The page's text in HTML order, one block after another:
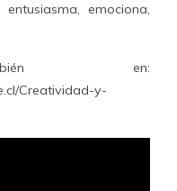
emociona,
en:
Creatividad-y-